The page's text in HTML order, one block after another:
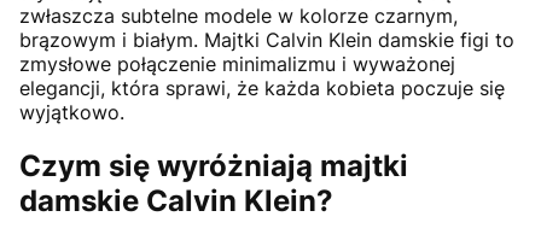
zwłaszcza subtelne modele w kolorze czarnym,
brązowym i białym. Majtki Calvin Klein damskie figi to
zmysłowe połączenie minimalizmu i wyważonej
elegancji, która sprawi, że każda kobieta poczuje się
wyjątkowo.
Czym się wyróżniają majtki
damskie Calvin Klein?